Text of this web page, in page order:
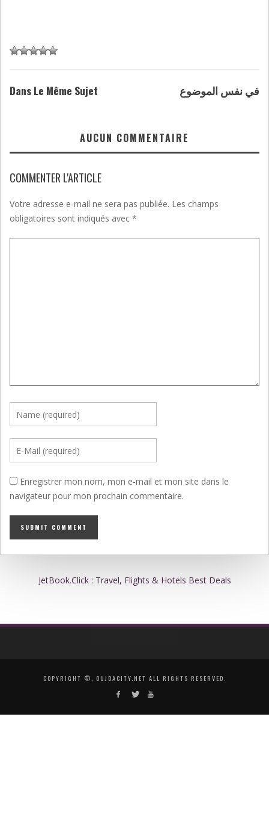
Dans Le Même Sujet في نفس الموضوع
AUCUN COMMENTAIRE
COMMENTER L'ARTICLE
Votre adresse e-mail ne sera pas publiée. Les champs
obligatoires sont indiqués avec *
Enregistrer mon nom, mon e-mail et mon site dans le
navigateur pour mon prochain commentaire.
JetBook.Click : Travel, Flights & Hotels Best Deals
COPYRIGHT ©, OUJDACITY.NET ALL RIGHTS RESERVED.